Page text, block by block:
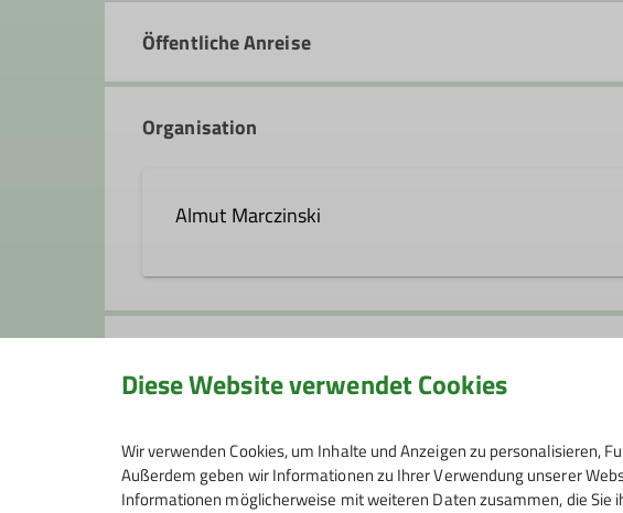
Öffentliche Anreise
Organisation
Almut Marczinski
0212 4908283
Ämter
Wanderleiter/-in
Senioren Wandern
Diese Website verwendet Cookies
Wir verwenden Cookies, um Inhalte und Anzeigen zu personalisieren,
Außerdem geben wir Informationen zu Ihrer Verwendung unserer
Informationen möglicherweise mit weiteren Daten zusammen, die